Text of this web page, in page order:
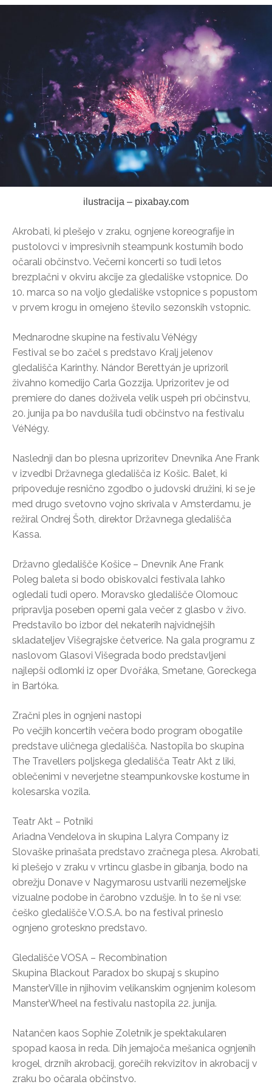
ilustracija – pixabay.com
Akrobati, ki plešejo v zraku, ognjene koreografije in
pustolovci v impresivnih steampunk kostumih bodo
očarali občinstvo. Večerni koncerti so tudi letos
brezplačni v okviru akcije za gledališke vstopnice. Do
10. marca so na voljo gledališke vstopnice s popustom
v prvem krogu in omejeno število sezonskih vstopnic.
Mednarodne skupine na festivalu VéNégy
Festival se bo začel s predstavo Kralj jelenov
gledališča Karinthy. Nándor Berettyán je uprizoril
živahno komedijo Carla Gozzija. Uprizoritev je od
premiere do danes doživela velik uspeh pri občinstvu,
20. junija pa bo navdušila tudi občinstvo na festivalu
VéNégy.
Naslednji dan bo plesna uprizoritev Dnevnika Ane Frank
v izvedbi Državnega gledališča iz Košic. Balet, ki
pripoveduje resnično zgodbo o judovski družini, ki se je
med drugo svetovno vojno skrivala v Amsterdamu, je
režiral Ondrej Šoth, direktor Državnega gledališča
Kassa.
Državno gledališče Košice – Dnevnik Ane Frank
Poleg baleta si bodo obiskovalci festivala lahko
ogledali tudi opero. Moravsko gledališče Olomouc
pripravlja poseben operni gala večer z glasbo v živo.
Predstavilo bo izbor del nekaterih najvidnejših
skladateljev Višegrajske četverice. Na gala programu z
naslovom Glasovi Višegrada bodo predstavljeni
najlepši odlomki iz oper Dvořáka, Smetane, Goreckega
in Bartóka.
Zračni ples in ognjeni nastopi
Po večjih koncertih večera bodo program obogatile
predstave uličnega gledališča. Nastopila bo skupina
The Travellers poljskega gledališča Teatr Akt z liki,
oblečenimi v neverjetne steampunkovske kostume in
kolesarska vozila.
Teatr Akt – Potniki
Ariadna Vendelova in skupina Lalyra Company iz
Slovaške prinašata predstavo zračnega plesa. Akrobati,
ki plešejo v zraku v vrtincu glasbe in gibanja, bodo na
obrežju Donave v Nagymarosu ustvarili nezemeljske
vizualne podobe in čarobno vzdušje. In to še ni vse:
češko gledališče V.O.S.A. bo na festival prineslo
ognjeno groteskno predstavo.
Gledališče VOSA – Recombination
Skupina Blackout Paradox bo skupaj s skupino
MansterVille in njihovim velikanskim ognjenim kolesom
MansterWheel na festivalu nastopila 22. junija.
Natančen kaos Sophie Zoletnik je spektakularen
spopad kaosa in reda. Dih jemajoča mešanica ognjenih
krogel, drznih akrobacij, gorečih rekvizitov in akrobacij v
zraku bo očarala občinstvo.